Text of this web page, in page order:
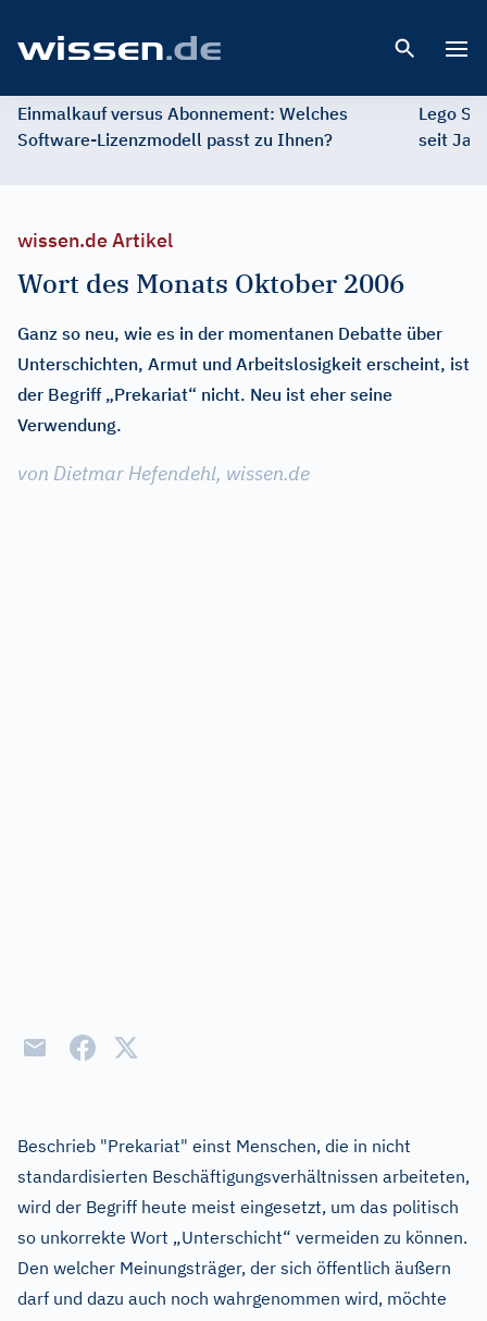
Einmalkauf versus Abonnement: Welches
Software-Lizenzmodell passt zu Ihnen?
Lego
seit
wissen.de Artikel
Wort des Monats Oktober 2006
Ganz so neu, wie es in der momentanen Debatte über
Unterschichten, Armut und Arbeitslosigkeit erscheint, ist
der Begriff „Prekariat“ nicht. Neu ist eher seine
Verwendung.
von Dietmar Hefendehl, wissen.de
Beschrieb "Prekariat" einst Menschen, die in nicht
standardisierten Beschäftigungsverhältnissen arbeiteten,
wird der Begriff heute meist eingesetzt, um das politisch
so unkorrekte Wort „Unterschicht“ vermeiden zu können.
Den welcher Meinungsträger, der sich öffentlich äußern
darf und dazu auch noch wahrgenommen wird, möchte